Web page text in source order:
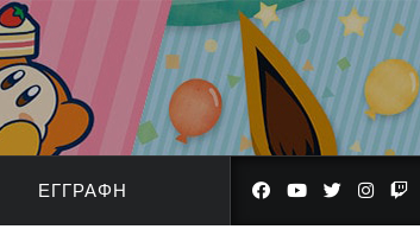
ΕΓΓΡΑΦΉ